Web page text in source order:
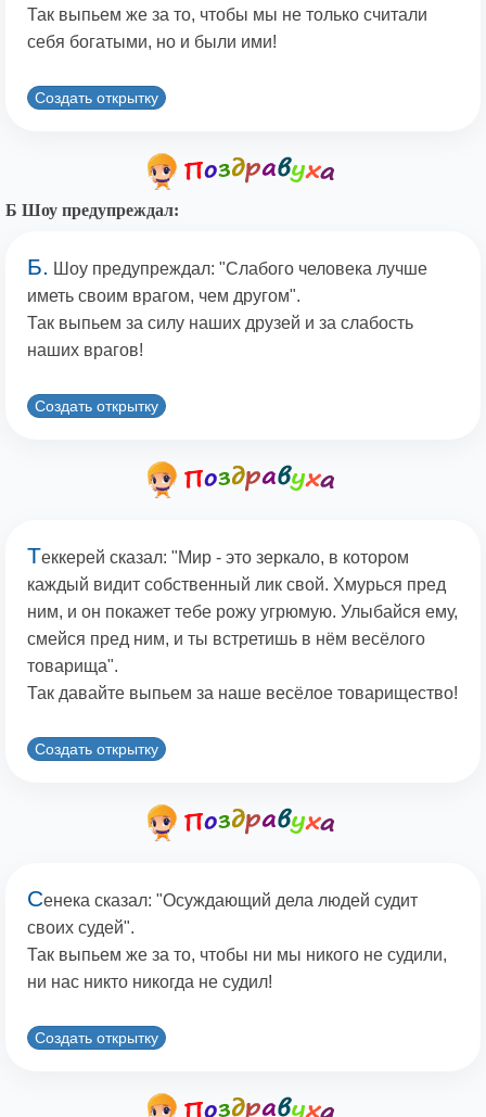
Так выпьем же за то, чтобы мы не только считали
себя богатыми, но и были ими!
Создать открытку
Б Шоу предупреждал:
Б. Шоу предупреждал: "Слабого человека лучше
иметь своим врагом, чем другом".
Так выпьем за силу наших друзей и за слабость
наших врагов!
Создать открытку
Теккерей сказал: "Мир - это зеркало, в котором
каждый видит собственный лик свой. Хмурься пред
ним, и он покажет тебе рожу угрюмую. Улыбайся ему,
смейся пред ним, и ты встретишь в нём весёлого
товарища".
Так давайте выпьем за наше весёлое товарищество!
Создать открытку
Сенека сказал: "Осуждающий дела людей судит
своих судей".
Так выпьем же за то, чтобы ни мы никого не судили,
ни нас никто никогда не судил!
Создать открытку